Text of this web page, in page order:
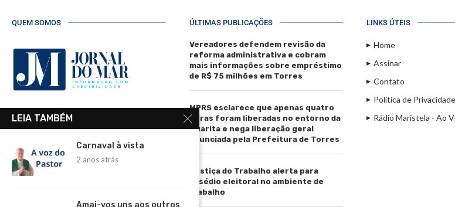
QUEM SOMOS
R. Manoel de Matos Pereira, 40 -
Telefone: (51) 3664-4188
Email:
comercial@jornaldomar.combr
imprensa@jornaldomar.combr
ÚLTIMAS PUBLICAÇÕES
Vereadores defendem revisão da
reforma administrativa e cobram
mais informações sobre empréstimo
de R$ 75 milhões em Torres
MPRS esclarece que apenas quatro
obras foram liberadas no entorno da
Guarita e nega liberação geral
anunciada pela Prefeitura de Torres
Justiça do Trabalho alerta para
assédio eleitoral no ambiente de
trabalho
LINKS ÚTEIS
Home
Assinar
Contato
Política de Privacidade
Rádio Maristela - Ao
LEIA TAMBÉM
Carnaval à vista
2 anos atrás
Amai-vos uns aos outros